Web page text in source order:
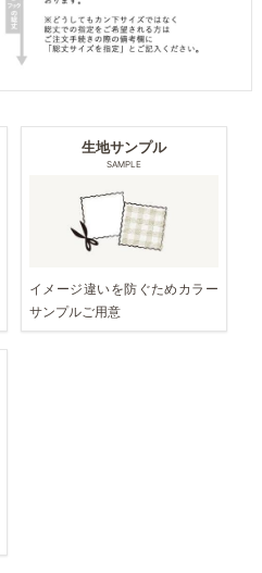
生地サンプル
SAMPLE
イメージ違いを防ぐためカラー
サンプルご用意